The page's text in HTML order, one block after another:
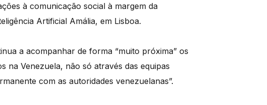
à comunicação social à margem da
Artificial Amália, em Lisboa.
a acompanhar de forma “muito próxima” os
na Venezuela, não só através das equipas
com as autoridades venezuelanas”.